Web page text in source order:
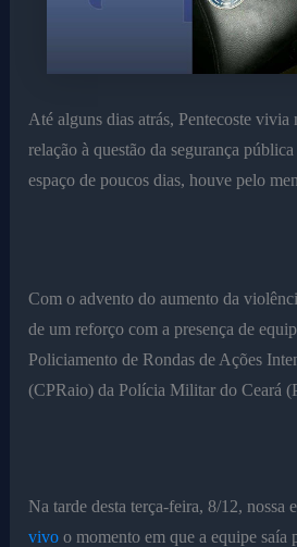
Até alguns dias atrás, Pentecoste vivia
relação à questão da segurança
espaço de poucos dias, houve pelo
Com o advento do aumento da
de um reforço com a presença de
Policiamento de Rondas de Ações
(CPRaio) da Polícia Militar do Ceará
Na tarde desta terça-feira, 8/12, nossa
vivo o momento em que a equipe saía